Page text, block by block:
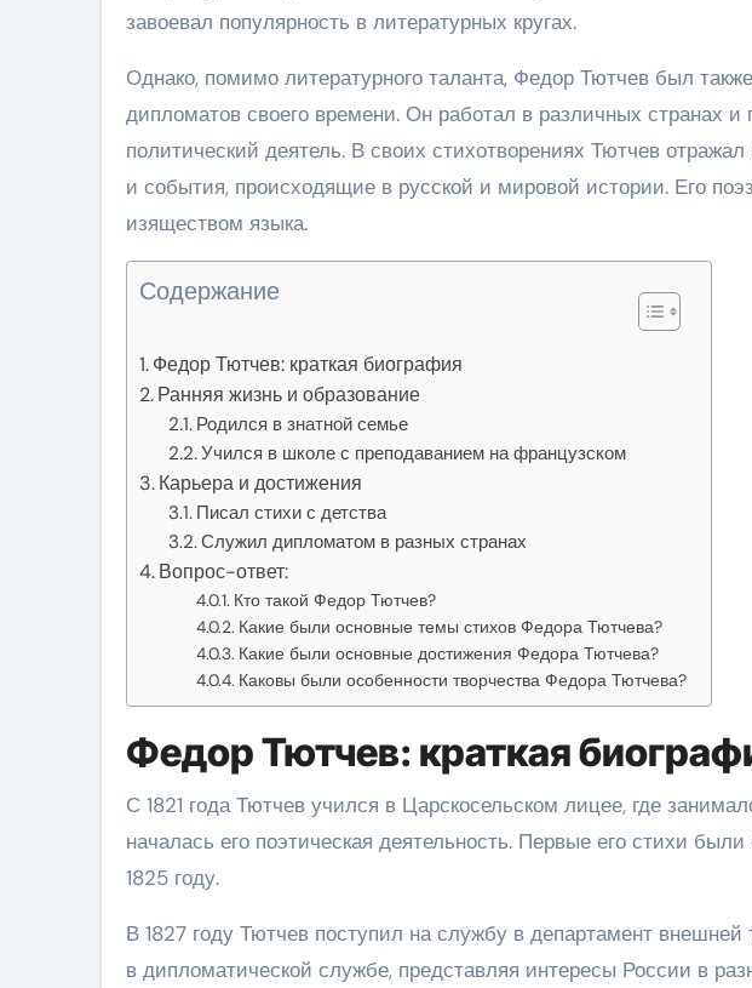
завоевал популярность в литературных кругах.
Однако, помимо литературного таланта, Федор Тютчев был
дипломатов своего времени. Он работал в различных странах
политический деятель. В своих стихотворениях Тютчев
и события, происходящие в русской и мировой истории. Его
изяществом языка.
Содержание
Федор Тютчев: краткая биография
Ранняя жизнь и образование
Родился в знатной семье
Учился в школе с преподаванием на французском
Карьера и достижения
Писал стихи с детства
Служил дипломатом в разных странах
Вопрос-ответ:
Кто такой Федор Тютчев?
Какие были основные темы стихов Федора Тютчева?
Какие были основные достижения Федора Тютчева?
Каковы были особенности творчества Федора Тютчева?
Федор Тютчев: краткая
С 1821 года Тютчев учился в Царскосельском лицее, где
началась его поэтическая деятельность. Первые его стихи
1825 году.
В 1827 году Тютчев поступил на службу в департамент внешней
в дипломатической службе, представляя интересы России в